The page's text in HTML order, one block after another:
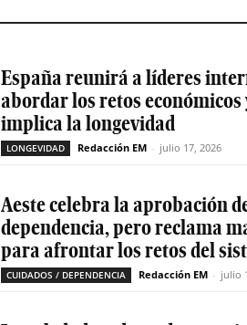
España reunirá a líderes
abordar los retos económicos
implica la longevidad
LONGEVIDAD Redacción EM - julio 17, 2026
Aeste celebra la aprobación
dependencia, pero reclama
para afrontar los retos del
CUIDADOS / DEPENDENCIA Redacción EM - julio